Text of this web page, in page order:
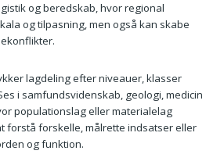
og beredskab, hvor regional
og tilpasning, men også kan skabe
lagdeling efter niveauer, klasser
i samfundsvidenskab, geologi, medicin
populationslag eller materialelag
forstå forskelle, målrette indsatser eller
og funktion.